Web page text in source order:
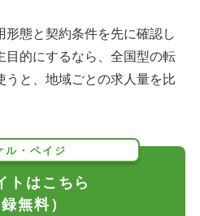
態と契約条件を先に確認し
目的にするなら、全国型の転
うと、地域ごとの求人量を比
ル・ペイジ
トはこちら
録無料）